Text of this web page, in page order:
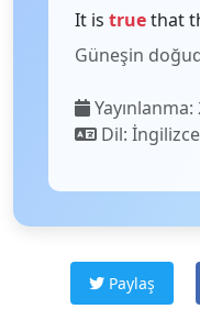
It is truethat
Güneşin
Dil: İngilizce
Paylaş